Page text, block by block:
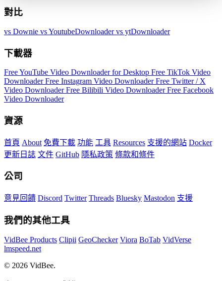
對比
vs Downie vs YoutubeDownloadervs ytDownloader
下載器
Free YouTube Video Downloader for Desktop Free TikTok Video
DownloaderFree Instagram Video DownloaderFree Twitter / X
Video DownloaderFree Bilibili Video DownloaderFree Facebook
Video Downloader
資源
首頁 About 免費下載 功能 工具 Resources 支援的網站 Docker
更新日誌 文件 GitHub 隱私政策 條款和條件
公司
意見回饋 Discord Twitter Threads Bluesky Mastodon 支援
我們的其他工具
VidBee Products Clipii GeoChecker Viora BoTab VidVerse
lmspeed.net
© 2026 VidBee.